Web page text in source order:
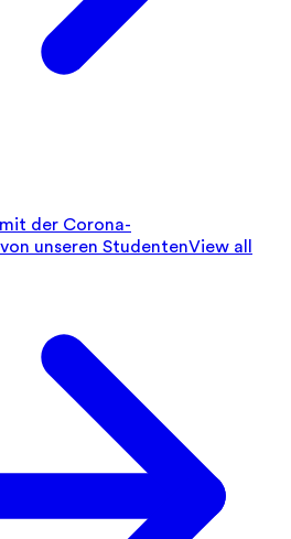
der Corona-
unseren StudentenView all